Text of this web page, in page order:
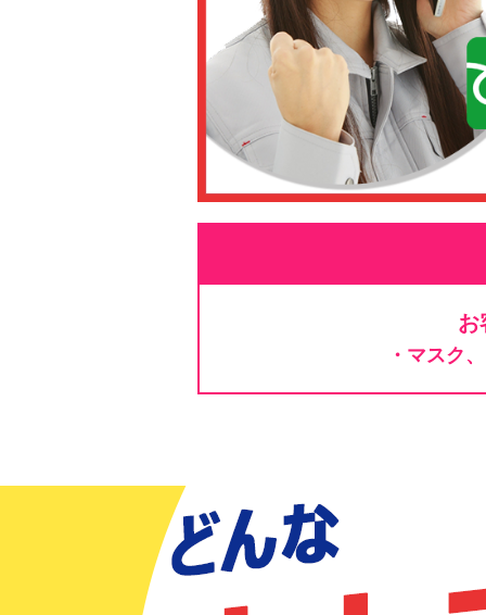
お
・マスク